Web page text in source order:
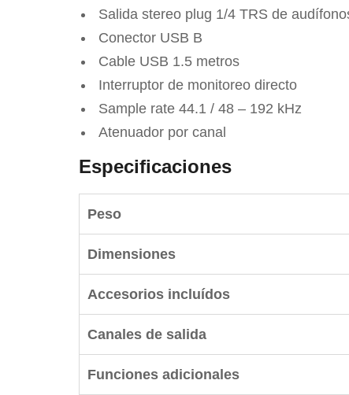
Salida stereo plug 1/4 TRS de
Conector USB B
Cable USB 1.5 metros
Interruptor de monitoreo directo
Sample rate 44.1 / 48 – 192 kHz
Atenuador por canal
Especificaciones
Peso
Dimensiones
Accesorios incluídos
Canales de salida
Funciones adicionales